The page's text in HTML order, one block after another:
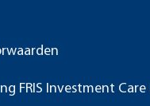
FRIS Investment Care